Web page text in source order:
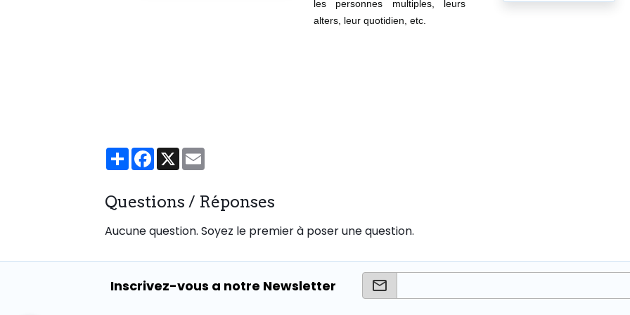
les personnes multiples, leurs
alters, leur quotidien, etc.
PartagerFacebook
X
Questions / Réponses
Aucune question. Soyez le premier à poser une question.
Inscrivez-vous a notre Newsletter